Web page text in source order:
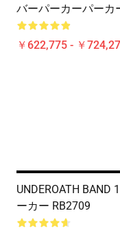
バーパーカーパーカ
￥622,775 - ￥
UNDEROATH BAND
ーカー RB2709